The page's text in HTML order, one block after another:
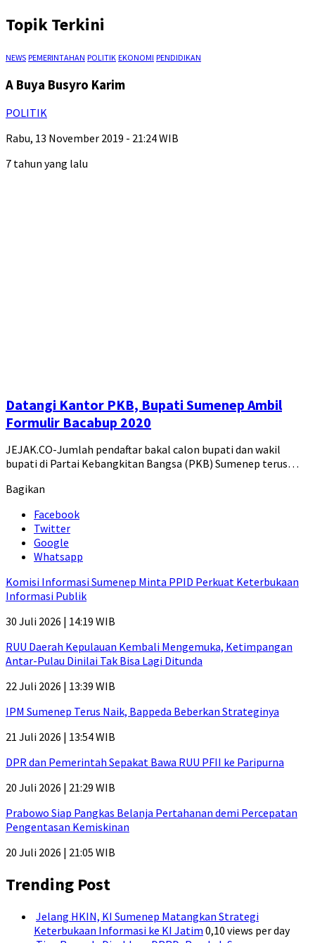
Topik Terkini
NEWS PEMERINTAHAN POLITIK EKONOMI PENDIDIKAN
A Buya Busyro Karim
POLITIK
Rabu, 13 November 2019 - 21:24 WIB
7 tahun yang lalu
Datangi Kantor PKB, Bupati Sumenep Ambil
Formulir Bacabup 2020
JEJAK.CO-Jumlah pendaftar bakal calon bupati dan wakil
bupati di Partai Kebangkitan Bangsa (PKB) Sumenep terus…
Bagikan
Facebook
Twitter
Google
Whatsapp
Komisi Informasi Sumenep Minta PPID Perkuat Keterbukaan
Informasi Publik
30 Juli 2026 | 14:19 WIB
RUU Daerah Kepulauan Kembali Mengemuka, Ketimpangan
Antar-Pulau Dinilai Tak Bisa Lagi Ditunda
22 Juli 2026 | 13:39 WIB
IPM Sumenep Terus Naik, Bappeda Beberkan Strateginya
21 Juli 2026 | 13:54 WIB
DPR dan Pemerintah Sepakat Bawa RUU PFII ke Paripurna
20 Juli 2026 | 21:29 WIB
Prabowo Siap Pangkas Belanja Pertahanan demi Percepatan
Pengentasan Kemiskinan
20 Juli 2026 | 21:05 WIB
Trending Post
Jelang HKIN, KI Sumenep Matangkan Strategi
Keterbukaan Informasi ke KI Jatim 0,10 views per day